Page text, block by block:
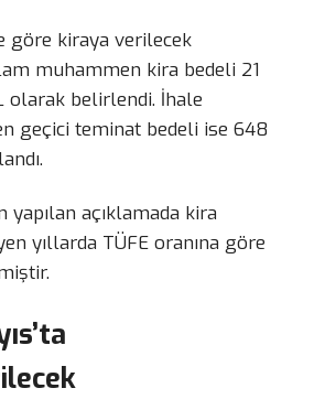
göre kiraya verilecek
muhammen kira bedeli 21
belirlendi. İhale
geçici teminat bedeli ise 648
yapılan açıklamada kira
yıllarda TÜFE oranına göre